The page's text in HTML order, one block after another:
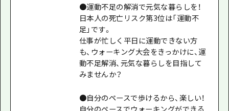
●運動不足の解消で元気な暮らしを！
日本人の死亡リスク第3位は「運動不
足」です。
仕事が忙しく平日に運動できない方
も、ウォーキング大会をきっかけに、運
動不足解消、元気な暮らしを目指して
みませんか？
●自分のペースで歩けるから、楽しい！
自分のペースでウォーキングができる